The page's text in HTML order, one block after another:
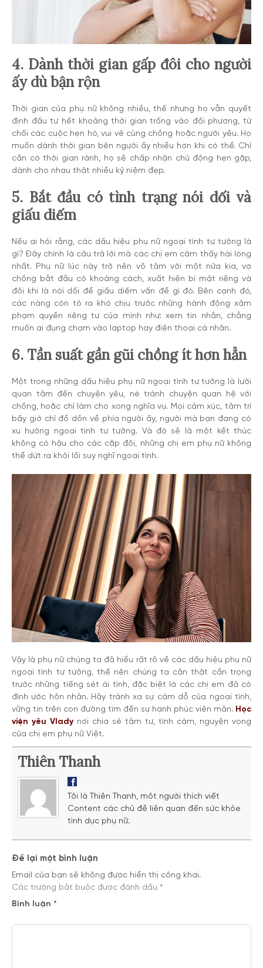
4. Dành thời gian gấp đôi cho người
ấy dù bận rộn
Thời gian của phụ nữ không nhiều, thế nhưng họ vẫn quyết
định đầu tư hết khoảng thời gian trống vào đối phương, từ
chối các cuộc hẹn hò, vui vẻ cùng chồng hoặc người yêu. Họ
muốn dành thời gian bên người ấy nhiều hơn khi có thể. Chỉ
cần có thời gian rảnh, họ sẽ chấp nhận chủ động hẹn gặp,
dành cho nhau thật nhiều kỷ niệm đẹp.
5. Bắt đầu có tình trạng nói dối và
giấu diếm
Nếu ai hỏi rằng, các dấu hiệu phụ nữ ngoại tình tư tưởng là
gì? Đây chính là câu trả lời mà các chị em cảm thấy hài lòng
nhất. Phụ nữ lúc này trở nên vô tâm với một nửa kia, vợ
chồng bắt đầu có khoảng cách, xuất hiện bí mật riêng và
đôi khi là nói dối để giấu diếm vấn đề gì đó. Bên cạnh đó,
các nàng còn tỏ ra khó chịu trước những hành động xâm
phạm quyền riêng tư của mình như: xem tin nhắn, chẳng
muốn ai đụng chạm vào laptop hay điện thoại cá nhân.
6. Tần suất gần gũi chồng ít hơn hẳn
Một trong những dấu hiệu phụ nữ ngoại tình tư tưởng là lười
quan tâm đến chuyện yêu, né tránh chuyện quan hệ với
chồng, hoặc chỉ làm cho xong nghĩa vụ. Mọi cảm xúc, tâm trí
bấy giờ chỉ đổ dồn về phía người ấy, người mà bạn đang có
xu hướng ngoại tình tư tưởng. Và đó sẽ là một kết thúc
không có hậu cho các cặp đôi, những chị em phụ nữ không
thể dứt ra khỏi lối suy nghĩ ngoại tình.
Vậy là phụ nữ chúng ta đã hiểu rất rõ về các dấu hiệu phụ nữ
ngoại tình tư tưởng, thế nên chúng ta cần thật cẩn trọng
trước những tiếng sét ái tình, đặc biệt là các chị em đã có
đính ước hôn nhân. Hãy tránh xa sự cám dỗ của ngoại tình,
vững tin trên con đường tìm đến sự hạnh phúc viên mãn. Học
viện yêu Vlady nơi chia sẻ tâm tư, tình cảm, nguyện vọng
của chị em phụ nữ Việt.
Thiên Thanh
Tôi là Thiên Thanh, một người thích viết
Content các chủ đề liên quan đến sức khỏe
tình dục phụ nữ.
Để lại một bình luận
Email của bạn sẽ không được hiển thị công khai.
Các trường bắt buộc được đánh dấu *
Bình luận *